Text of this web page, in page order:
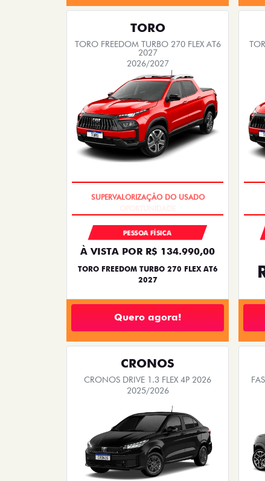
TORO
TORO FREEDOM TURBO 270 FLEX AT6
2027
2026/2027
PESSOA FÍSICA
À VISTA POR R$ 134.990,00
TORO FREEDOM TURBO 270 FLEX AT6
2027
Quero agora!
CRONOS
CRONOS DRIVE 1.3 FLEX 4P 2026
2025/2026